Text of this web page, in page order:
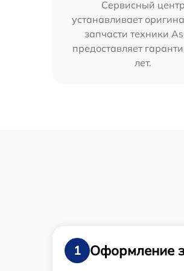
Сервисный центр
устанавливает
запчасти техники
предоставляет
лет.
1
Оформление